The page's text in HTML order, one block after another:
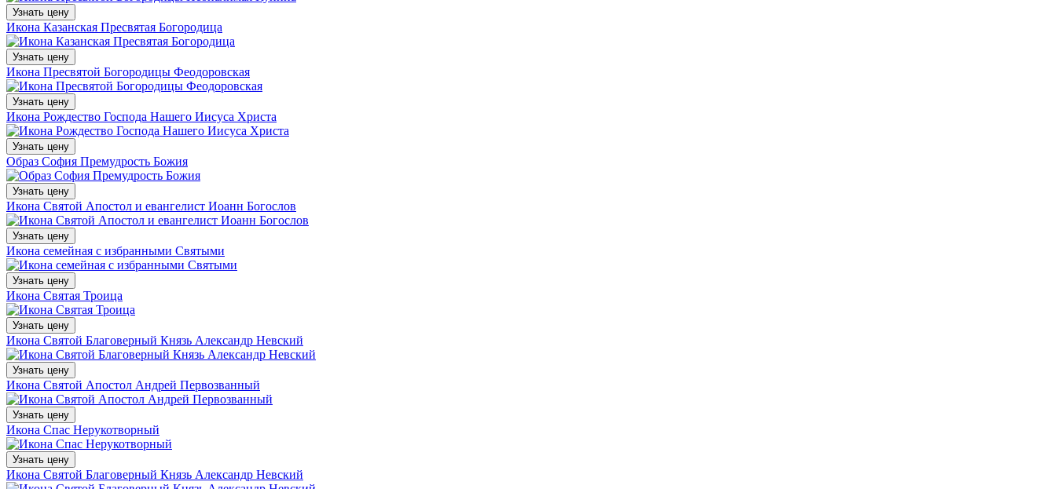
Узнать цену
Икона Казанская Пресвятая Богородица
Узнать цену
Икона Пресвятой Богородицы Феодоровская
Узнать цену
Икона Рождество Господа Нашего Иисуса Христа
Узнать цену
Образ София Премудрость Божия
Узнать цену
Икона Святой Апостол и евангелист Иоанн Богослов
Узнать цену
Икона семейная с избранными Святыми
Узнать цену
Икона Святая Троица
Узнать цену
Икона Святой Благоверный Князь Александр Невский
Узнать цену
Икона Святой Апостол Андрей Первозванный
Узнать цену
Икона Спас Нерукотворный
Узнать цену
Икона Святой Благоверный Князь Александр Невский